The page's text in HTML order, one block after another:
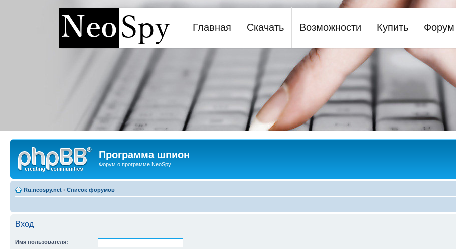
Программа шпион NeoSpy
Главная Скачать Возможности Купить Форум
Программа шпион
Форум о программе NeoSpy
Ru.neospy.net ‹ Список форумов
Вход
Имя пользователя: